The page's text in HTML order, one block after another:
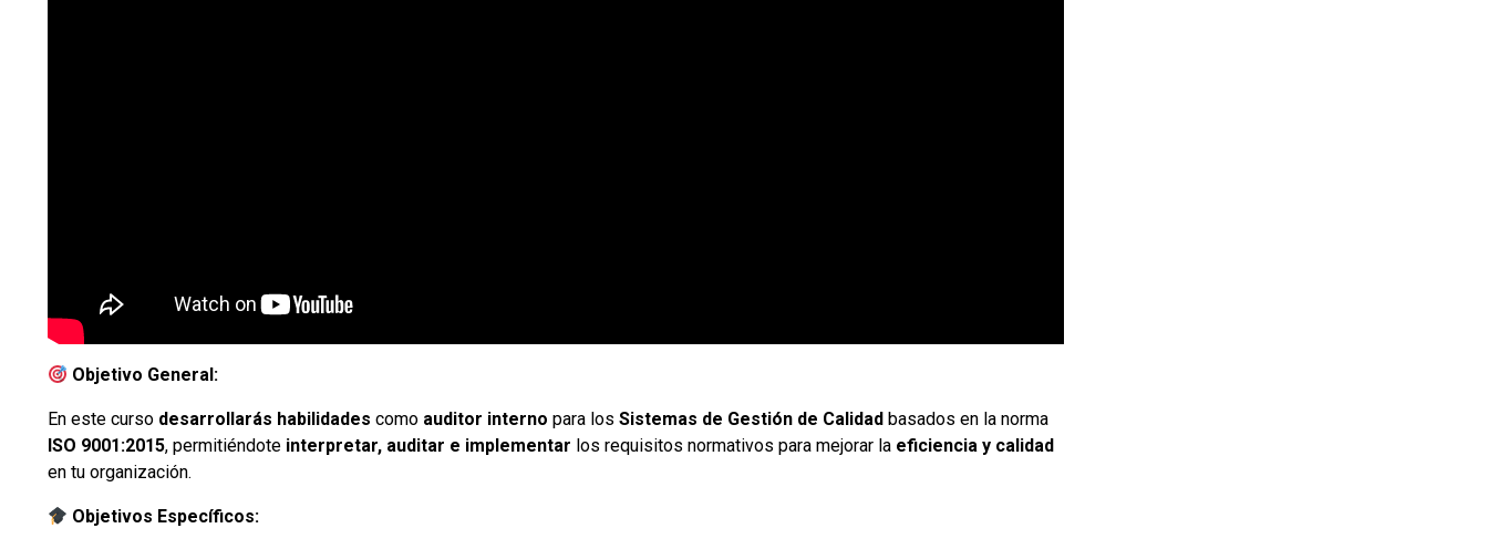
Objetivo General:
En este curso desarrollarás habilidades como auditor interno para los Sistemas de Gestión de Calidad basados en la norma
ISO 9001:2015, permitiéndote interpretar, auditar e implementar los requisitos normativos para mejorar la eficiencia y calidad
en tu organización.
Objetivos Específicos: